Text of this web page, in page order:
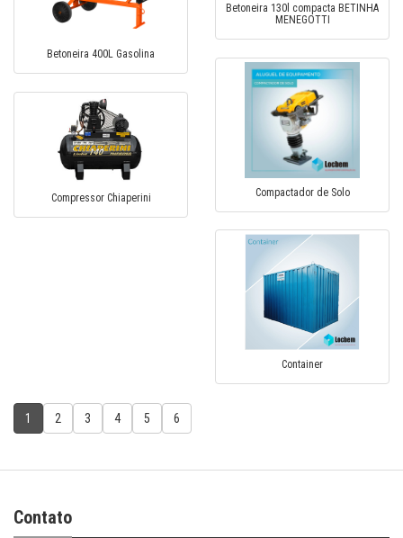
Betoneira 130l compacta BETINHA
MENEGOTTI
Betoneira 400L Gasolina
Compactador de Solo
Compressor Chiaperini
Container
1 2 3 4 5 6
Contato